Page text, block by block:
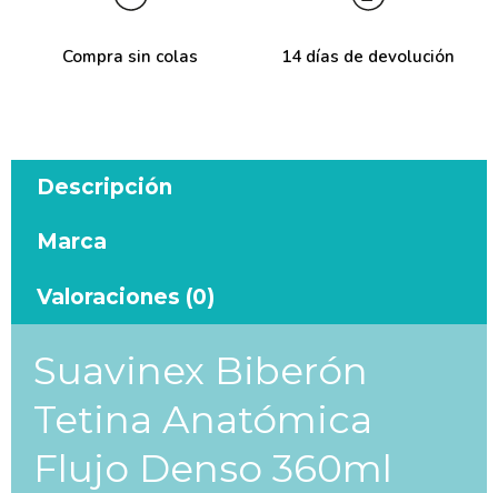
Compra sin colas 14 días de devolución
Descripción
Marca
Valoraciones (0)
Suavinex Biberón
Tetina Anatómica
Flujo Denso 360ml